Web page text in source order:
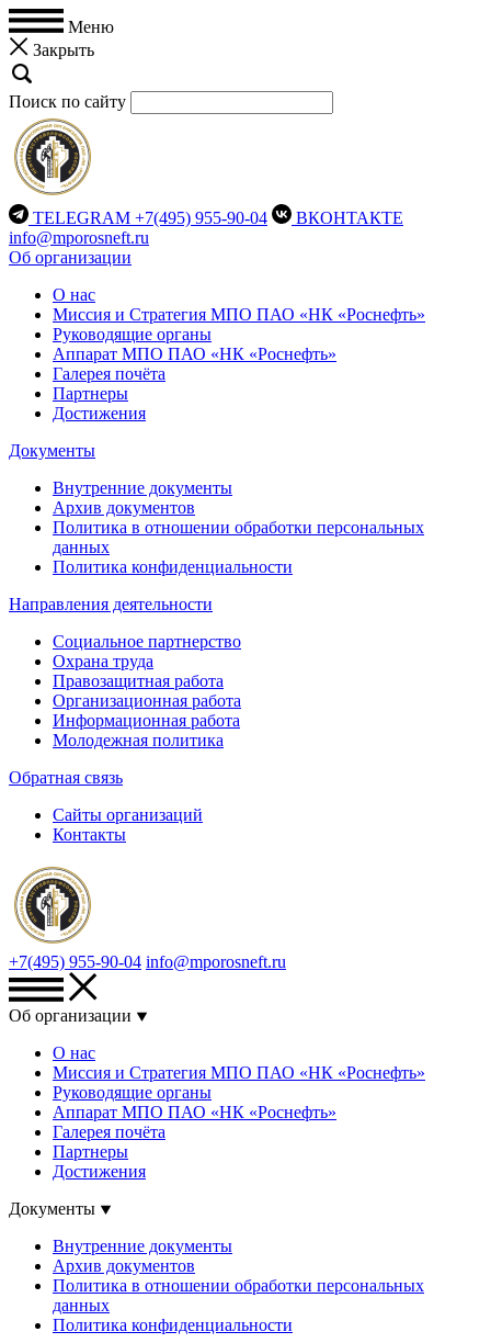
Меню
Закрыть
Поиск по сайту
TELEGRAM +7(495) 955-90-04
ВКОНТАКТЕ
info@mporosneft.ru
Об организации
О нас
Миссия и Стратегия МПО ПАО «НК «Роснефть»
Руководящие органы
Аппарат МПО ПАО «НК «Роснефть»
Галерея почёта
Партнеры
Достижения
Документы
Внутренние документы
Архив документов
Политика в отношении обработки персональных
данных
Политика конфиденциальности
Направления деятельности
Социальное партнерство
Охрана труда
Правозащитная работа
Организационная работа
Информационная работа
Молодежная политика
Обратная связь
Сайты организаций
Контакты
+7(495) 955-90-04 info@mporosneft.ru
Об организации
О нас
Миссия и Стратегия МПО ПАО «НК «Роснефть»
Руководящие органы
Аппарат МПО ПАО «НК «Роснефть»
Галерея почёта
Партнеры
Достижения
Документы
Внутренние документы
Архив документов
Политика в отношении обработки персональных
данных
Политика конфиденциальности